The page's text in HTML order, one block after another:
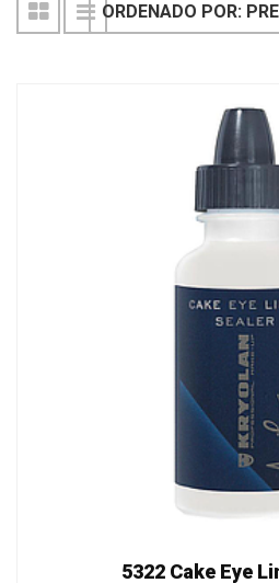
ORDENADO POR:
5322 Cake Eye